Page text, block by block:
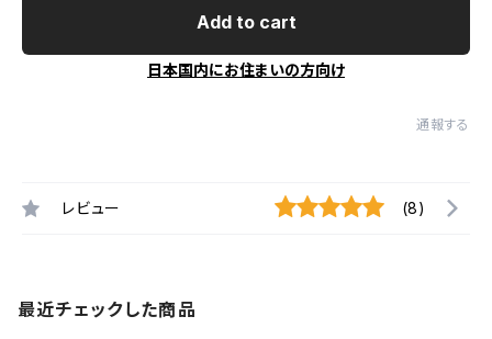
Add to cart
日本国内にお住まいの方向け
通報する
レビュー (8)
最近チェックした商品